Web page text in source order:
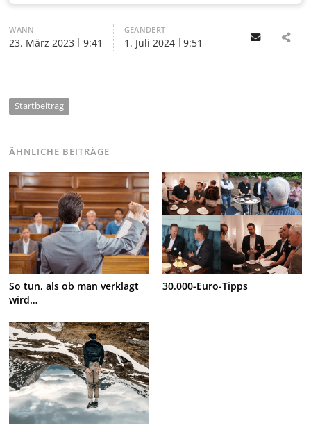
WANN
23. März 2023 9:41
GEÄNDERT
1. Juli 2024 9:51 Email
Startbeitrag
ÄHNLICHE BEITRÄGE
So tun, als ob man verklagt
wird…
30.000-Euro-Tipps